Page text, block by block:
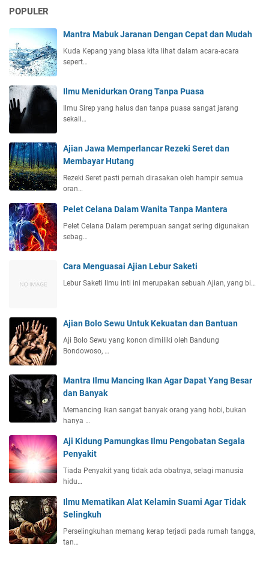
POPULER
Mantra Mabuk Jaranan Dengan Cepat dan Mudah
Kuda Kepang yang biasa kita lihat dalam acara-acara
sepert…
Ilmu Menidurkan Orang Tanpa Puasa
Ilmu Sirep yang halus dan tanpa puasa sangat jarang
sekali…
Ajian Jawa Memperlancar Rezeki Seret dan
Membayar Hutang
Rezeki Seret pasti pernah dirasakan oleh hampir semua
oran…
Pelet Celana Dalam Wanita Tanpa Mantera
Pelet Celana Dalam perempuan sangat sering digunakan
sebag…
Cara Menguasai Ajian Lebur Saketi
Lebur Saketi Ilmu inti ini merupakan sebuah Ajian, yang bi…
Ajian Bolo Sewu Untuk Kekuatan dan Bantuan
Aji Bolo Sewu yang konon dimiliki oleh Bandung
Bondowoso, …
Mantra Ilmu Mancing Ikan Agar Dapat Yang Besar
dan Banyak
Memancing Ikan sangat banyak orang yang hobi, bukan
hanya …
Aji Kidung Pamungkas Ilmu Pengobatan Segala
Penyakit
Tiada Penyakit yang tidak ada obatnya, selagi manusia
hidu…
Ilmu Mematikan Alat Kelamin Suami Agar Tidak
Selingkuh
Perselingkuhan memang kerap terjadi pada rumah tangga,
tan…